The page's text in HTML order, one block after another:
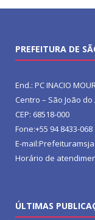
PREFEITURA DE
End.: PC INACIO
Centro – São João
CEP: 68518-000
Fone:+55 94 8433-068
E-
Horário de
ÚLTIMAS